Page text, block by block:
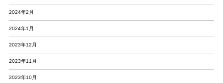
2024年2月
2024年1月
2023年12月
2023年11月
2023年10月